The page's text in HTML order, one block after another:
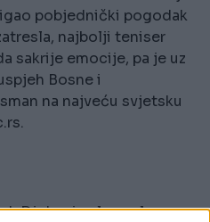
pobjednički pogodak
najbolji teniser
sakrije emocije, pa je uz
Bosne i
na najveću svjetsku
Djokovic al penal que